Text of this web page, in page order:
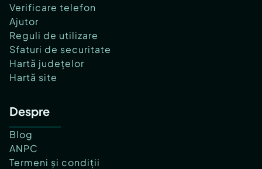
Verificare telefon
Ajutor
Reguli de utilizare
Sfaturi de securitate
Hartă județelor
Hartă site
Despre
Blog
ANPC
Termeni și condiții